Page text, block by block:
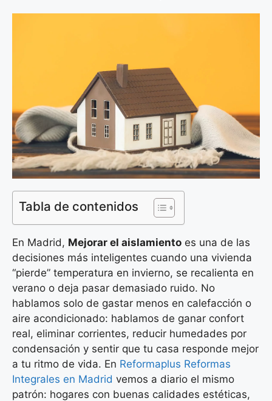
Tabla de contenidos
En Madrid, Mejorar el aislamiento es una de las
decisiones más inteligentes cuando una vivienda
“pierde” temperatura en invierno, se recalienta en
verano o deja pasar demasiado ruido. No
hablamos solo de gastar menos en calefacción o
aire acondicionado: hablamos de ganar confort
real, eliminar corrientes, reducir humedades por
condensación y sentir que tu casa responde mejor
a tu ritmo de vida. En Reformaplus Reformas
Integrales en Madrid vemos a diario el mismo
patrón: hogares con buenas calidades estéticas,